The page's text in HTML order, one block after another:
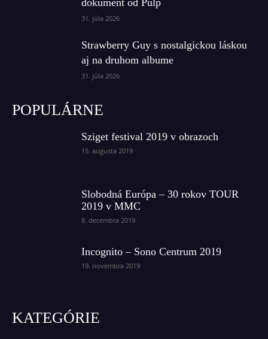
31. júla 2026
Strawberry Guy s nostalgickou láskou
aj na druhom albume
31. júla 2026
POPULÁRNE
Sziget festival 2019 v obrazoch
15. augusta 2019
Slobodná Európa – 30 rokov TOUR
2019 v MMC
8. decembra 2019
Incognito – Sono Centrum 2019
19. novembra 2019
KATEGÓRIE